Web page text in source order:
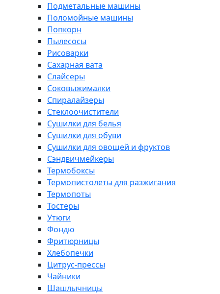
Подметальные машины
Поломойные машины
Попкорн
Пылесосы
Рисоварки
Сахарная вата
Слайсеры
Соковыжималки
Спиралайзеры
Стеклоочистители
Сушилки для белья
Сушилки для обуви
Сушилки для овощей и фруктов
Сэндвичмейкеры
Термобоксы
Термопистолеты для разжигания
Термопоты
Тостеры
Утюги
Фондю
Фритюрницы
Хлебопечки
Цитрус-прессы
Чайники
Шашлычницы